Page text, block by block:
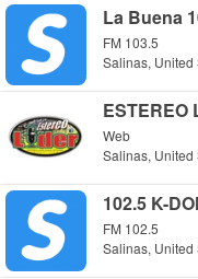
La Buena
FM 103.5
Salinas, United
ESTEREO
Web
Salinas, United
102.5 K-
FM 102.5
Salinas, United